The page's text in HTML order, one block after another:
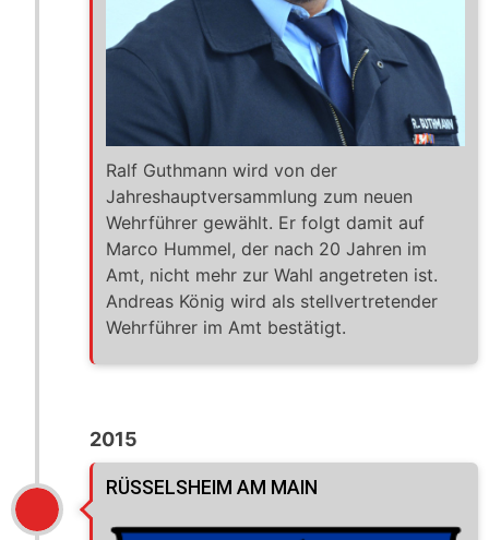
Ralf Guthmann wird von der
Jahreshauptversammlung zum neuen
Wehrführer gewählt. Er folgt damit auf
Marco Hummel, der nach 20 Jahren im
Amt, nicht mehr zur Wahl angetreten ist.
Andreas König wird als stellvertretender
Wehrführer im Amt bestätigt.
2015
RÜSSELSHEIM AM MAIN